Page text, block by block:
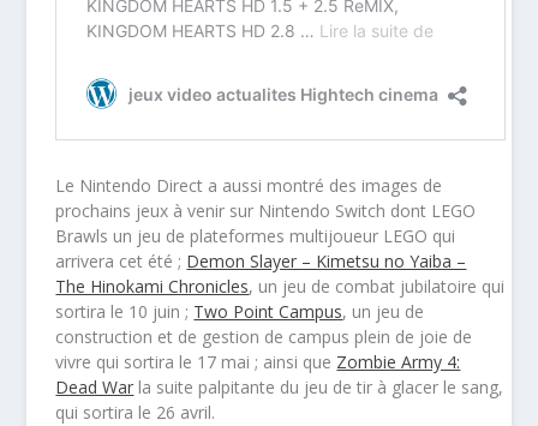
Le Nintendo Direct a aussi montré des images de
prochains jeux à venir sur Nintendo Switch dont LEGO
Brawls un jeu de plateformes multijoueur LEGO qui
arrivera cet été ; Demon Slayer – Kimetsu no Yaiba –
The Hinokami Chronicles, un jeu de combat jubilatoire qui
sortira le 10 juin ; Two Point Campus, un jeu de
construction et de gestion de campus plein de joie de
vivre qui sortira le 17 mai ; ainsi que Zombie Army 4:
Dead War la suite palpitante du jeu de tir à glacer le sang,
qui sortira le 26 avril.